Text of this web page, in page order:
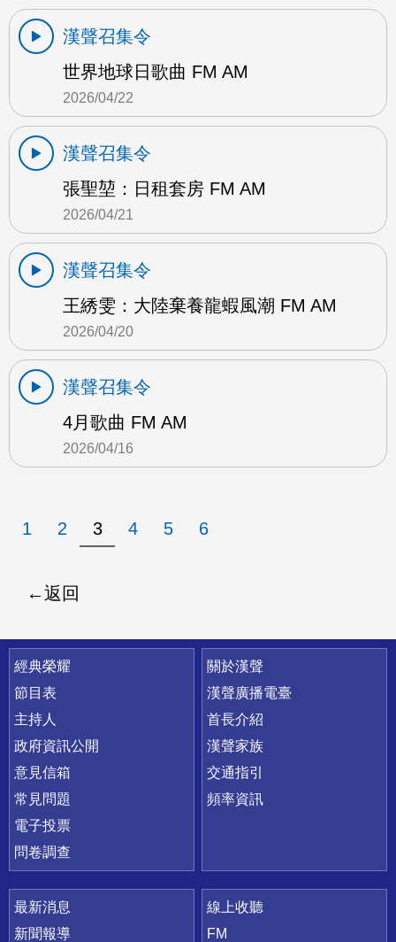
漢聲召集令
世界地球日歌曲 FM AM
2026/04/22
漢聲召集令
張聖堃：日租套房 FM AM
2026/04/21
漢聲召集令
王綉雯：大陸棄養龍蝦風潮 FM AM
2026/04/20
漢聲召集令
4月歌曲 FM AM
2026/04/16
1 2 3 4 5 6
返回
快速連結
經典榮耀
節目表
主持人
政府資訊公開
意見信箱
常見問題
電子投票
問卷調查
關於漢聲
漢聲廣播電臺
首長介紹
漢聲家族
交通指引
頻率資訊
最新消息
新聞報導
線上收聽
FM